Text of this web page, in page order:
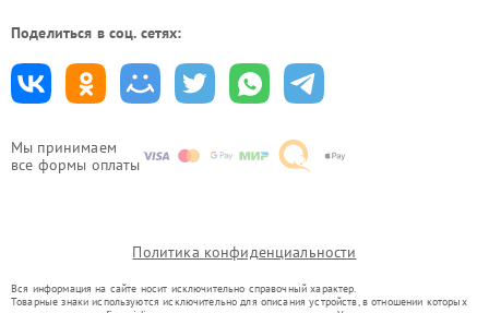
Мы принимаем
все формы оплаты
Поделиться в соц. сетях:
Политика конфиденциальности
Вся информация на сайте носит исключительно справочный характер.
Товарные знаки используются исключительно для описания устройств, в отношении которых